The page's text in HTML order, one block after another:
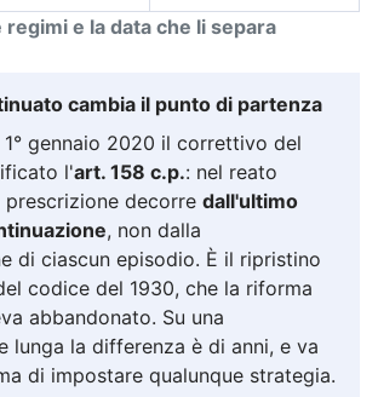
e la data che li separa
cambia il punto di partenza
gennaio 2020 il correttivo del
l'art. 158 c.p.: nel reato
decorre dall'ultimo
, non dalla
di ciascun episodio. È il ripristino
codice del 1930, che la riforma
abbandonato. Su una
lunga la differenza è di anni, e va
di impostare qualunque strategia.